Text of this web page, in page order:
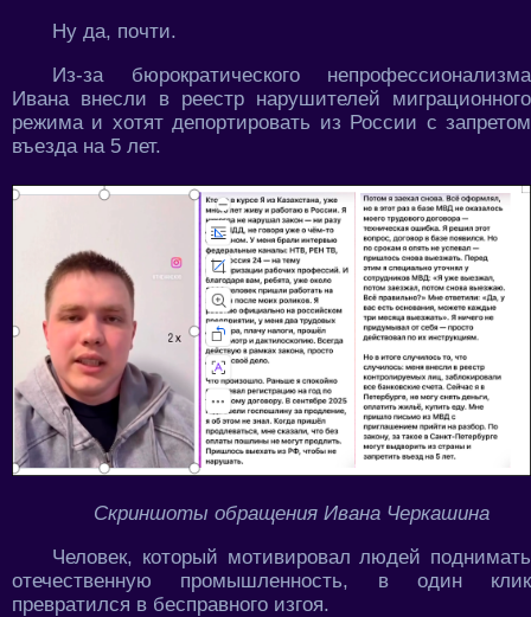
Ну да, почти.
Из-за бюрократического непрофессионализма
Ивана внесли в реестр нарушителей миграционного
режима и хотят депортировать из России с запретом
въезда на 5 лет.
Скриншоты обращения Ивана Черкашина
Человек, который мотивировал людей поднимать
отечественную промышленность, в один клик
превратился в бесправного изгоя.